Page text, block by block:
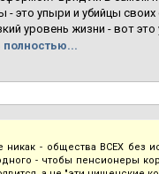
- это упыри и убийцы
уровень жизни - вот
полностью...
- общества ВСЕХ без
- чтобы пенсионеры